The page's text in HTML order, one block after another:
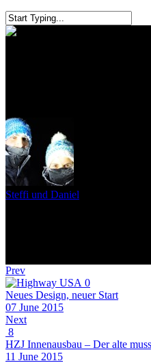
Steffi und Daniel
Prev
0
Neues Design, neuer Start
07 June 2015
Next
8
HZJ Innenausbau – Der alte
11 June 2015